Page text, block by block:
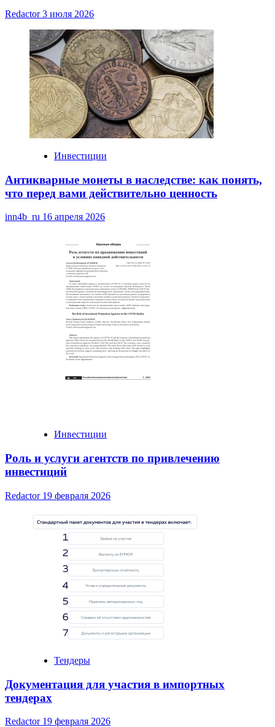
Redactor3 июля 2026
Инвестиции
Антикварные монеты в наследстве: как понять,
что перед вами действительно ценность
inn4b_ru 16 апреля 2026
Инвестиции
Роль и услуги агентств по привлечению
инвестиций
Redactor 19 февраля 2026
Тендеры
Документация для участия в импортных
тендерах
Redactor 19 февраля 2026